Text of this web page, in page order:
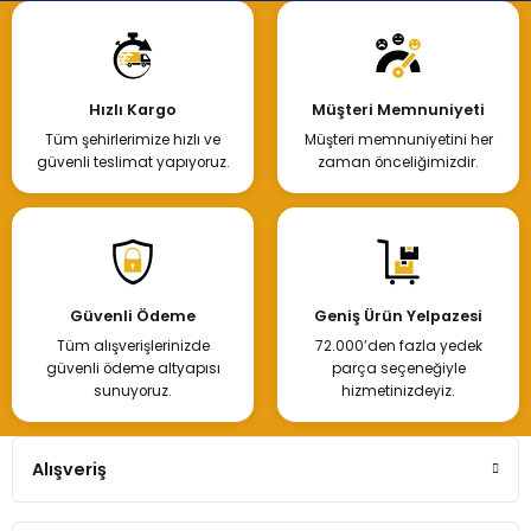
Hızlı Kargo
Tüm şehirlerimize hızlı ve
güvenli teslimat yapıyoruz.
Müşteri Memnuniyeti
Müşteri memnuniyetini her
zaman önceliğimizdir.
Güvenli Ödeme
Tüm alışverişlerinizde
güvenli ödeme altyapısı
sunuyoruz.
Geniş Ürün Yelpazesi
72.000’den fazla yedek
parça seçeneğiyle
hizmetinizdeyiz.
Alışveriş